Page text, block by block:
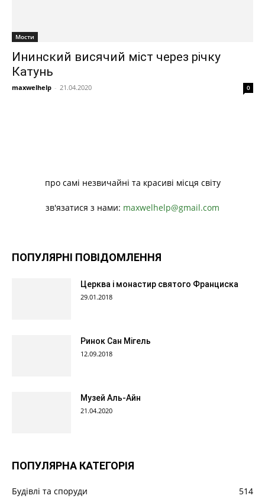
Мости
Ининский висячий міст через річку
Катунь
maxwelhelp - 21.04.2020 0
про самі незвичайні та красиві місця світу
зв'язатися з нами: maxwelhelp@gmail.com
ПОПУЛЯРНІ ПОВІДОМЛЕННЯ
Церква і монастир святого Франциска
29.01.2018
Ринок Сан Мігель
12.09.2018
Музей Аль-Айн
21.04.2020
ПОПУЛЯРНА КАТЕГОРІЯ
Будівлі та споруди
514